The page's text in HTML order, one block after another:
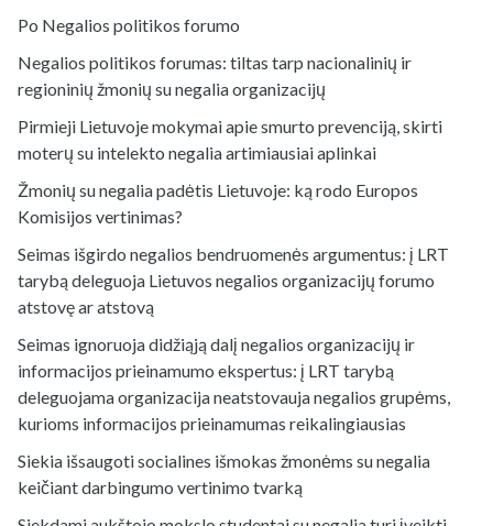
Po Negalios politikos forumo
Negalios politikos forumas: tiltas tarp nacionalinių ir
regioninių žmonių su negalia organizacijų
Pirmieji Lietuvoje mokymai apie smurto prevenciją, skirti
moterų su intelekto negalia artimiausiai aplinkai
Žmonių su negalia padėtis Lietuvoje: ką rodo Europos
Komisijos vertinimas?
Seimas išgirdo negalios bendruomenės argumentus: į LRT
tarybą deleguoja Lietuvos negalios organizacijų forumo
atstovę ar atstovą
Seimas ignoruoja didžiąją dalį negalios organizacijų ir
informacijos prieinamumo ekspertus: į LRT tarybą
deleguojama organizacija neatstovauja negalios grupėms,
kurioms informacijos prieinamumas reikalingiausias
Siekia išsaugoti socialines išmokas žmonėms su negalia
keičiant darbingumo vertinimo tvarką